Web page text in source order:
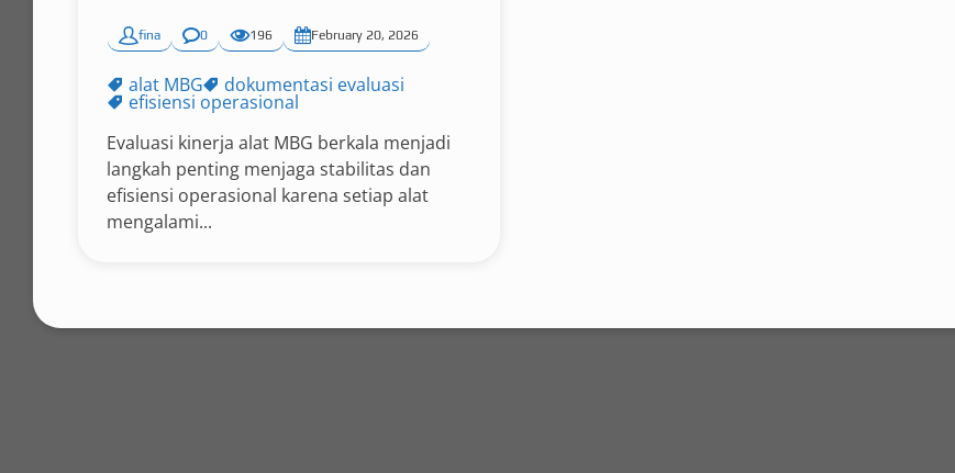
fina 0 196 February 20, 2026
alat MBG dokumentasi evaluasi
efisiensi operasional
Evaluasi kinerja alat MBG berkala menjadi
langkah penting menjaga stabilitas dan
efisiensi operasional karena setiap alat
mengalami...